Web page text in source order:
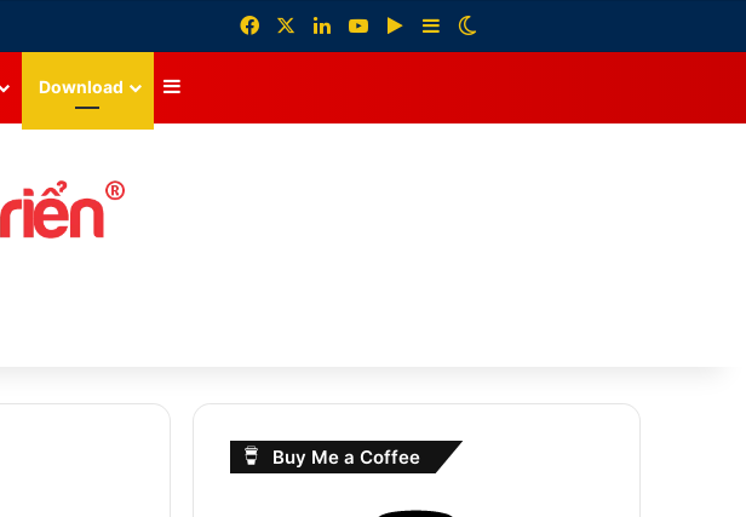
FacebookLinkedInYouTubeGoogle Play
Sidebar
Download Sidebar
Buy Me a Coffee